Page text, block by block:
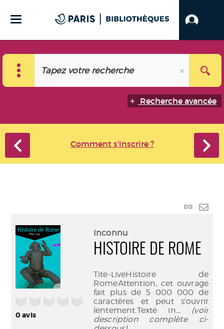
Recherche avancée
Comment s'inscrire ?
Lien
0avis
Inconnu
HISTOIRE DE ROME
Tite-LiveHistoire de
RomeAttention, cet ouvrage
fait plus de 5 000 000 de
caractères et peut s'ouvrir
lentement.Texte in... (voir
description complète ci-